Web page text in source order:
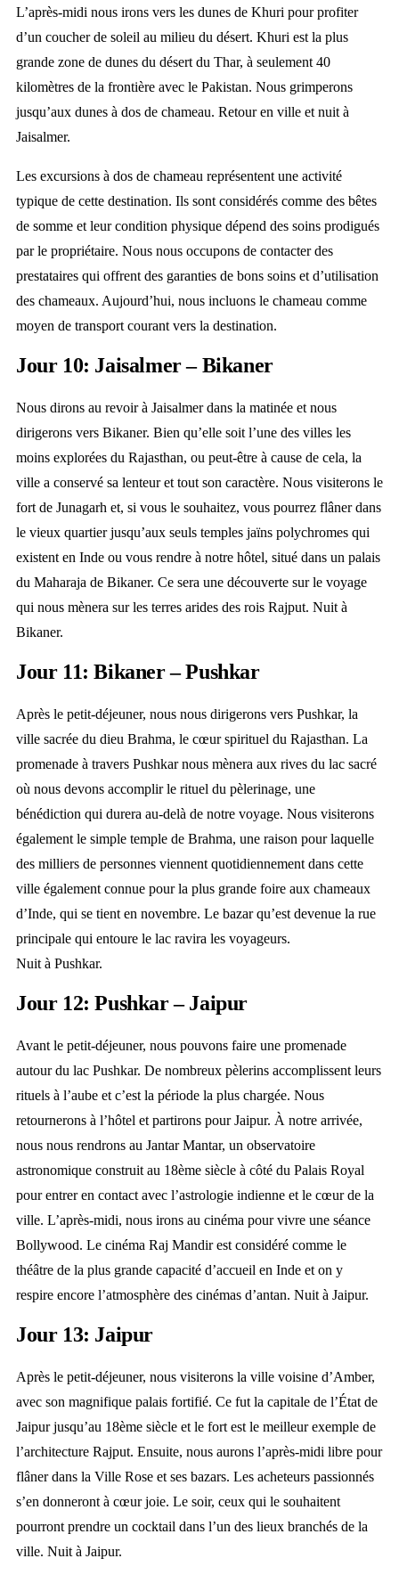
L’après-midi nous irons vers les dunes de Khuri pour profiter
d’un coucher de soleil au milieu du désert. Khuri est la plus
grande zone de dunes du désert du Thar, à seulement 40
kilomètres de la frontière avec le Pakistan. Nous grimperons
jusqu’aux dunes à dos de chameau. Retour en ville et nuit à
Jaisalmer.
Les excursions à dos de chameau représentent une activité
typique de cette destination. Ils sont considérés comme des bêtes
de somme et leur condition physique dépend des soins prodigués
par le propriétaire. Nous nous occupons de contacter des
prestataires qui offrent des garanties de bons soins et d’utilisation
des chameaux. Aujourd’hui, nous incluons le chameau comme
moyen de transport courant vers la destination.
Jour 10: Jaisalmer – Bikaner
Nous dirons au revoir à Jaisalmer dans la matinée et nous
dirigerons vers Bikaner. Bien qu’elle soit l’une des villes les
moins explorées du Rajasthan, ou peut-être à cause de cela, la
ville a conservé sa lenteur et tout son caractère. Nous visiterons le
fort de Junagarh et, si vous le souhaitez, vous pourrez flâner dans
le vieux quartier jusqu’aux seuls temples jaïns polychromes qui
existent en Inde ou vous rendre à notre hôtel, situé dans un palais
du Maharaja de Bikaner. Ce sera une découverte sur le voyage
qui nous mènera sur les terres arides des rois Rajput. Nuit à
Bikaner.
Jour 11: Bikaner – Pushkar
Après le petit-déjeuner, nous nous dirigerons vers Pushkar, la
ville sacrée du dieu Brahma, le cœur spirituel du Rajasthan. La
promenade à travers Pushkar nous mènera aux rives du lac sacré
où nous devons accomplir le rituel du pèlerinage, une
bénédiction qui durera au-delà de notre voyage. Nous visiterons
également le simple temple de Brahma, une raison pour laquelle
des milliers de personnes viennent quotidiennement dans cette
ville également connue pour la plus grande foire aux chameaux
d’Inde, qui se tient en novembre. Le bazar qu’est devenue la rue
principale qui entoure le lac ravira les voyageurs.
Nuit à Pushkar.
Jour 12: Pushkar – Jaipur
Avant le petit-déjeuner, nous pouvons faire une promenade
autour du lac Pushkar. De nombreux pèlerins accomplissent leurs
rituels à l’aube et c’est la période la plus chargée. Nous
retournerons à l’hôtel et partirons pour Jaipur. À notre arrivée,
nous nous rendrons au Jantar Mantar, un observatoire
astronomique construit au 18ème siècle à côté du Palais Royal
pour entrer en contact avec l’astrologie indienne et le cœur de la
ville. L’après-midi, nous irons au cinéma pour vivre une séance
Bollywood. Le cinéma Raj Mandir est considéré comme le
théâtre de la plus grande capacité d’accueil en Inde et on y
respire encore l’atmosphère des cinémas d’antan. Nuit à Jaipur.
Jour 13: Jaipur
Après le petit-déjeuner, nous visiterons la ville voisine d’Amber,
avec son magnifique palais fortifié. Ce fut la capitale de l’État de
Jaipur jusqu’au 18ème siècle et le fort est le meilleur exemple de
l’architecture Rajput. Ensuite, nous aurons l’après-midi libre pour
flâner dans la Ville Rose et ses bazars. Les acheteurs passionnés
s’en donneront à cœur joie. Le soir, ceux qui le souhaitent
pourront prendre un cocktail dans l’un des lieux branchés de la
ville. Nuit à Jaipur.